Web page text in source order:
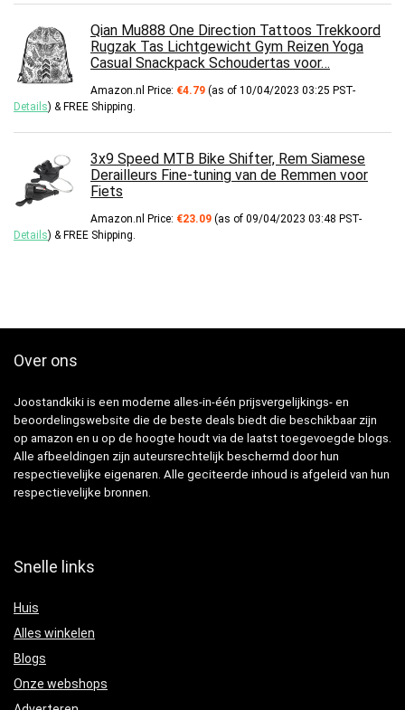
Qian Mu888 One Direction Tattoos Trekkoord
Rugzak Tas Lichtgewicht Gym Reizen Yoga
Casual Snackpack Schoudertas voor…
Amazon.nl Price: €4.79 (as of 10/04/2023 03:25 PST-
Details) & FREE Shipping.
3x9 Speed ​​MTB Bike Shifter, Rem Siamese
Derailleurs Fine-tuning van de Remmen voor
Fiets
Amazon.nl Price: €23.09 (as of 09/04/2023 03:48 PST-
Details) & FREE Shipping.
Over ons
Joostandkiki is een moderne alles-in-één prijsvergelijkings- en
beoordelingswebsite die de beste deals biedt die beschikbaar zijn
op amazon en u op de hoogte houdt via de laatst toegevoegde blogs.
Alle afbeeldingen zijn auteursrechtelijk beschermd door hun
respectievelijke eigenaren. Alle geciteerde inhoud is afgeleid van hun
respectievelijke bronnen.
Snelle links
Huis
Alles winkelen
Blogs
Onze webshops